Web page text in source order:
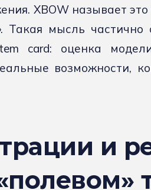
XBOW называет
Такая мысль частично
card: оценка
возможности,
и